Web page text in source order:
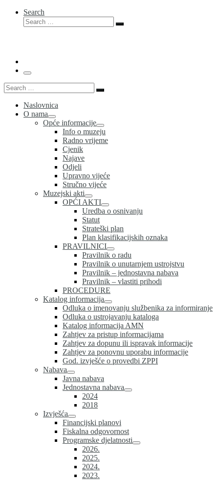
Search
Search
Search
Menu
Search
Search
Naslovnica
O nama
Opće informacije
Info o muzeju
Radno vrijeme
Cjenik
Najave
Odjeli
Upravno vijeće
Stručno vijeće
Muzejski akti
OPĆI AKTI
Uredba o osnivanju
Statut
Strateški plan
Plan klasifikacijskih oznaka
PRAVILNICI
Pravilnik o radu
Pravilnik o unutarnjem ustrojstvu
Pravilnik – jednostavna nabava
Pravilnik – vlastiti prihodi
PROCEDURE
Katalog informacija
Odluka o imenovanju službenika za informiranje
Odluka o ustrojavanju kataloga
Katalog informacija AMN
Zahtjev za pristup informacijama
Zahtjev za dopunu ili ispravak informacije
Zahtjev za ponovnu uporabu informacije
God. izvješće o provedbi ZPPI
Nabava
Javna nabava
Jednostavna nabava
2024
2018
Izvješća
Financijski planovi
Fiskalna odgovornost
Programske djelatnosti
2026.
2025.
2024.
2023.